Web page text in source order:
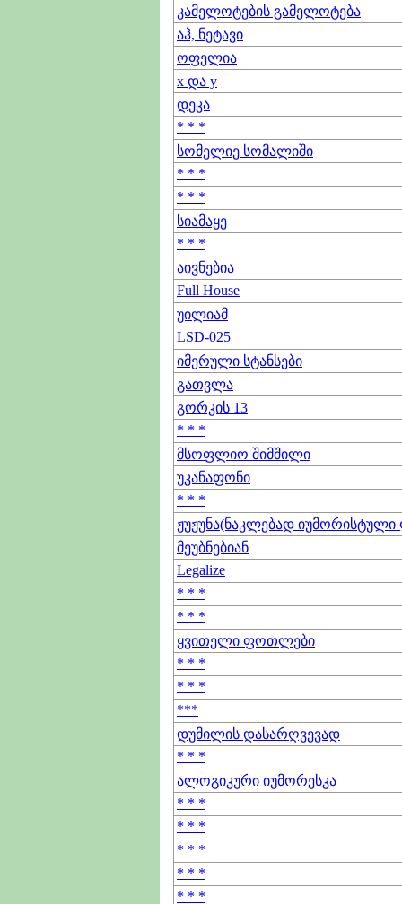
კამელოტების გამელოტება
აჰ, ნეტავი
ოფელია
x და y
დეკა
* * *
სომელიე სომალიში
* * *
* * *
სიამაყე
* * *
აივნებია
Full House
უილიამ
LSD-025
იმერული სტანსები
გათვლა
გორკის 13
* * *
მსოფლიო შიმშილი
უკანაფონი
* * *
ჟუჟუნა(ნაკლებად იუმორისტული
მეუბნებიან
Legalize
* * *
* * *
ყვითელი ფოთლები
* * *
* * *
***
დუმილის დასარღვევად
* * *
ალოგიკური იუმორესკა
* * *
* * *
* * *
* * *
* * *